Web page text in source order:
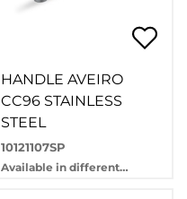
HANDLE AVEIRO
CC96 STAINLESS
STEEL
10121107SP
Available in different